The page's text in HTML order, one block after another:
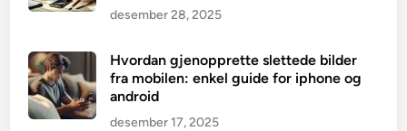
desember 28, 2025
Hvordan gjenopprette slettede bilder
fra mobilen: enkel guide for iphone og
android
desember 17, 2025